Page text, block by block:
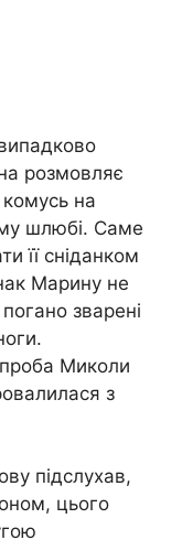
розмовляє
на
шлюбі. Саме
її сніданком
Марину не
зварені
Миколи
з
підслухав,
цього